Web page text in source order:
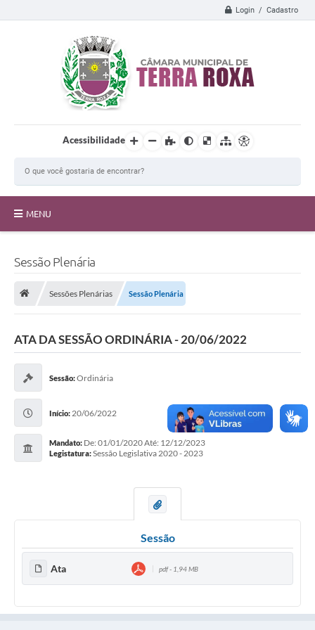
Login / Cadastro
Acessibilidade
MENU
Editais
SIC
Sessão Plenária
Sessões Plenárias Sessão Plenária
ATA DA SESSÃO ORDINÁRIA - 20/06/2022
Sessão:Ordinária
Início: 20/06/2022
Mandato: De: 01/01/2020 Até: 12/12/2023
Legistatura:Sessão Legislativa 2020 - 2023
Sessão
Ata pdf - 1,94 MB